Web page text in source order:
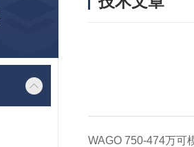
WAGO 750-474万可